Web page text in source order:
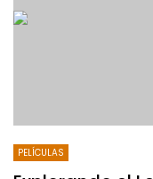
PELÍCULAS